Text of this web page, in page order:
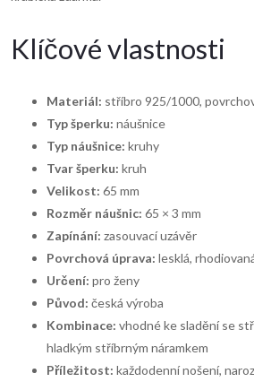
Klíčové vlastnosti
Materiál: stříbro 925/1000,
Typ šperku: náušnice
Typ náušnice: kruhy
Tvar šperku: kruh
Velikost: 65 mm
Rozměr náušnic: 65 × 3 mm
Zapínání: zasouvací uzávěr
Povrchová úprava: lesklá,
Určení: pro ženy
Původ: česká výroba
Kombinace: vhodné ke sladění se
hladkým stříbrným náramkem
Příležitost: každodenní nošení,